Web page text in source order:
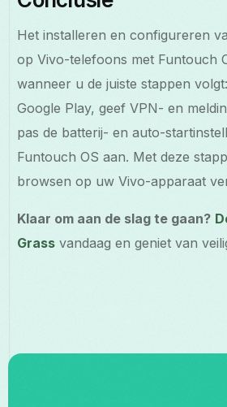
Het installeren en configureren
op Vivo-telefoons met Funtouch
wanneer u de juiste stappen
Google Play, geef VPN- en
pas de batterij- en auto-
Funtouch OS aan. Met deze
browsen op uw Vivo-apparaat
Klaar om aan de slag te gaan?
Grass vandaag en geniet van